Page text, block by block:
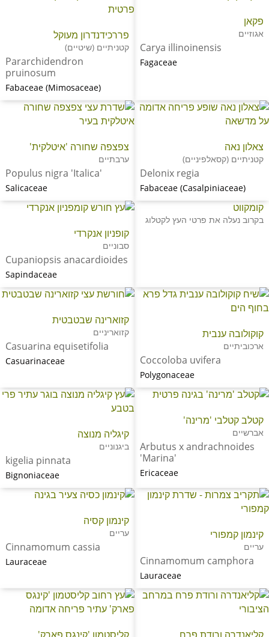
פקאן
אגוזיים
Carya illinoinensis
Fagaceae
פררכידנדרון מעוקל
קטניתיים (שיטיים)
Pararchidendron
pruinosum
Fabaceae (Mimosaceae)
צאלון נאה
קטניתיים (קסאלפיניים)
Delonix regia
Fabaceae (Casalpiniaceae)
צפצפה שחורה 'איטלקית'
ערבתיים
Populus nigra 'Italica'
Salicaceae
קומקווט
בקרוב נעלה את פרטי העץ לקטלוג
קופניון אנקרדי
סבוניים
Cupaniopsis anacardioides
Sapindaceae
קוקולובה ענבית
ארכוביתיים
Coccoloba uvifera
Polygonaceae
קזוארינה שבטבטית
קזואריניים
Casuarina equisetifolia
Casuarinaceae
קטלב קטלבי 'מרינה'
אברשיים
Arbutus x andrachnoides
'Marina'
Ericaceae
קיגליה מנוצה
ביגנוניים
kigelia pinnata
Bignoniaceae
קינמון קמפורי
עריים
Cinnamomum camphora
Lauraceae
קינמון קסיה
עריים
Cinnamomum cassia
Lauraceae